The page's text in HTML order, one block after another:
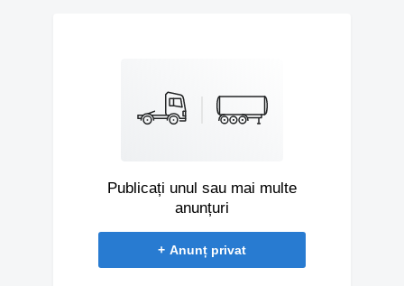
Publicați unul sau mai multe
anunțuri
+ Anunț privat